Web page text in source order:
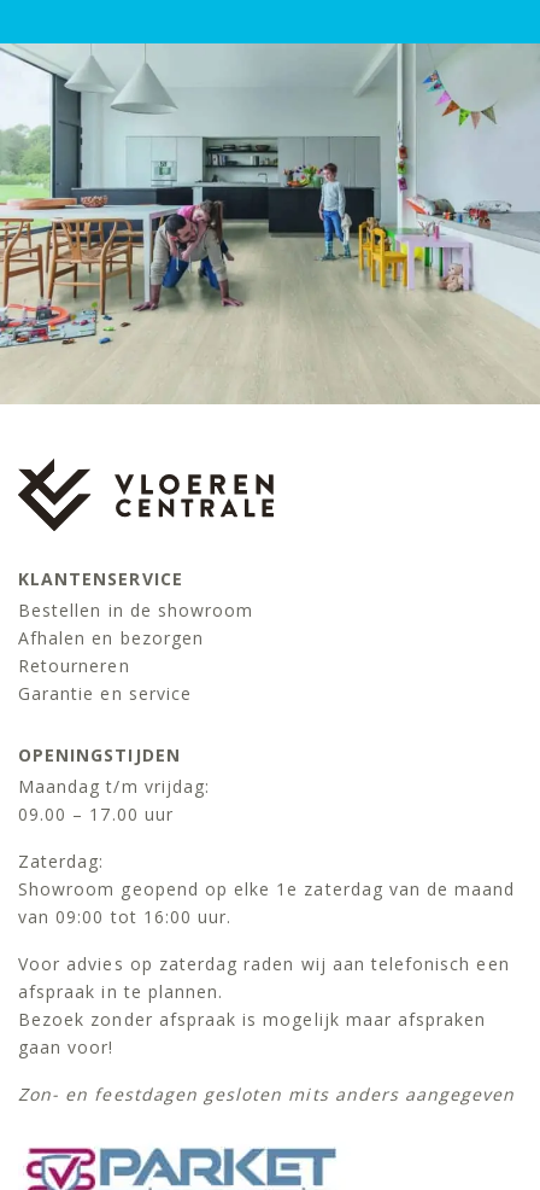
KLANTENSERVICE
Bestellen in de showroom
Afhalen en bezorgen
Retourneren
Garantie en service
OPENINGSTIJDEN
Maandag t/m vrijdag:
09.00 – 17.00 uur
Zaterdag:
Showroom geopend op elke 1e zaterdag van de maand
van 09:00 tot 16:00 uur.
Voor advies op zaterdag raden wij aan telefonisch een
afspraak in te plannen.
Bezoek zonder afspraak is mogelijk maar afspraken
gaan voor!
Zon- en feestdagen gesloten mits anders aangegeven